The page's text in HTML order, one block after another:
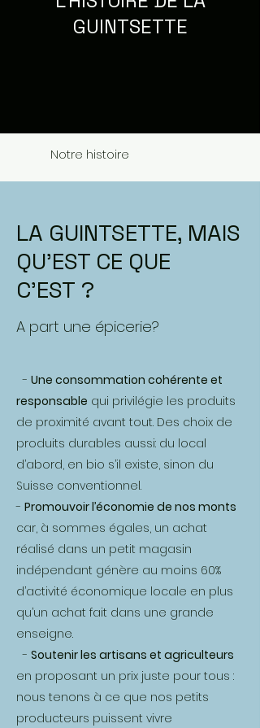
GUINTSETTE
Notre histoire
LA GUINTSETTE, MAIS
QU’EST CE QUE
C’EST ?
A part une épicerie?
- Une consommation cohérente et
responsable qui privilégie les produits
de proximité avant tout. Des choix de
produits durables aussi: du local
d’abord, en bio s’il existe, sinon du
Suisse conventionnel.
- Promouvoir l’économie de nos monts
car, à sommes égales, un achat
réalisé dans un petit magasin
indépendant génère au moins 60%
d’activité économique locale en plus
qu’un achat fait dans une grande
enseigne.
- Soutenir les artisans et agriculteurs
en proposant un prix juste pour tous :
nous tenons à ce que nos petits
producteurs puissent vivre